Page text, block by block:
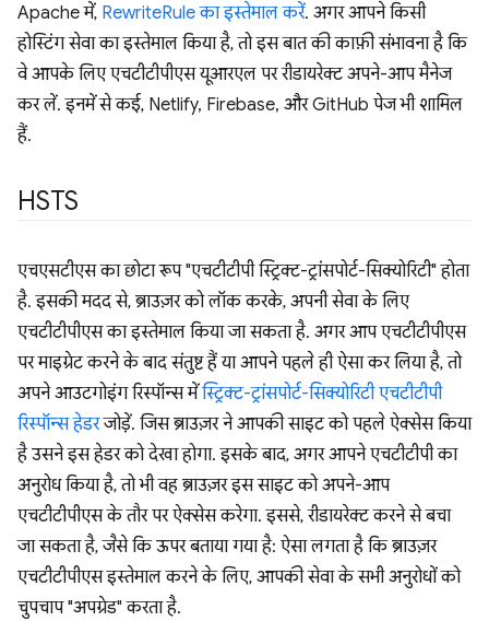
Apache में, RewriteRule का इस्तेमाल करें. अगर आपने किसी
होस्टिंग सेवा का इस्तेमाल किया है, तो इस बात की काफ़ी संभावना है कि
वे आपके लिए एचटीटीपीएस यूआरएल पर रीडायरेक्ट अपने-आप मैनेज
कर लें. इनमें से कई, Netlify, Firebase, और GitHub पेज भी शामिल
हैं.
HSTS
एचएसटीएस का छोटा रूप "एचटीटीपी स्ट्रिक्ट-ट्रांसपोर्ट-सिक्योरिटी" होता
है. इसकी मदद से, ब्राउज़र को लॉक करके, अपनी सेवा के लिए
एचटीटीपीएस का इस्तेमाल किया जा सकता है. अगर आप एचटीटीपीएस
पर माइग्रेट करने के बाद संतुष्ट हैं या आपने पहले ही ऐसा कर लिया है, तो
अपने आउटगोइंग रिस्पॉन्स मेंस्ट्रिक्ट-ट्रांसपोर्ट-सिक्योरिटी एचटीटीपी
रिस्पॉन्स हेडरजोड़ें. जिस ब्राउज़र ने आपकी साइट को पहले ऐक्सेस किया
है उसने इस हेडर को देखा होगा. इसके बाद, अगर आपने एचटीटीपी का
अनुरोध किया है, तो भी वह ब्राउज़र इस साइट को अपने-आप
एचटीटीपीएस के तौर पर ऐक्सेस करेगा. इससे, रीडायरेक्ट करने से बचा
जा सकता है, जैसे कि ऊपर बताया गया है: ऐसा लगता है कि ब्राउज़र
एचटीटीपीएस इस्तेमाल करने के लिए, आपकी सेवा के सभी अनुरोधों को
चुपचाप "अपग्रेड" करता है.